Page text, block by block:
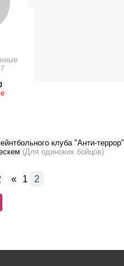
7
клуба "Анти-террор"
(Для одиноких бойцов)
« 1 2